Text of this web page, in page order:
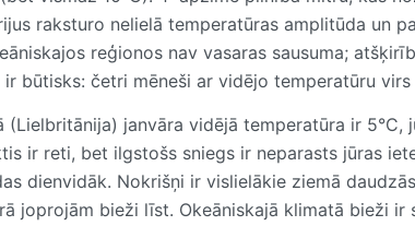
raksturo nelielā temperatūras amplitūda un
reģionos nav vasaras sausuma;
būtisks: četri mēneši ar vidējo temperatūru virs
janvāra vidējā temperatūra ir 5°C,
ir reti, bet ilgstošs sniegs ir neparasts jūras
dienvidāk. Nokrišņi ir vislielākie ziemā
joprojām bieži līst. Okeāniskajā klimatā bieži ir